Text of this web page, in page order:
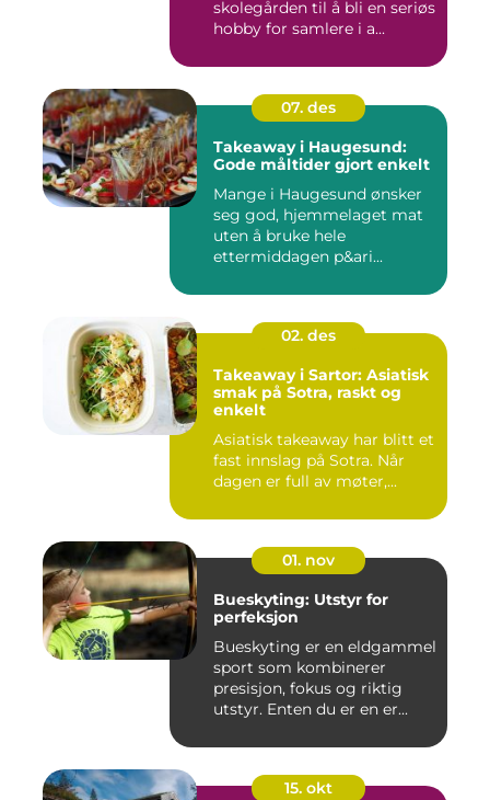
skolegården til å bli en seriøs
hobby for samlere i a...
07. des
Takeaway i Haugesund:
Gode måltider gjort enkelt
Mange i Haugesund ønsker
seg god, hjemmelaget mat
uten å bruke hele
ettermiddagen p&ari...
02. des
Takeaway i Sartor: Asiatisk
smak på Sotra, raskt og
enkelt
Asiatisk takeaway har blitt et
fast innslag på Sotra. Når
dagen er full av møter,...
01. nov
Bueskyting: Utstyr for
perfeksjon
Bueskyting er en eldgammel
sport som kombinerer
presisjon, fokus og riktig
utstyr. Enten du er en er...
15. okt